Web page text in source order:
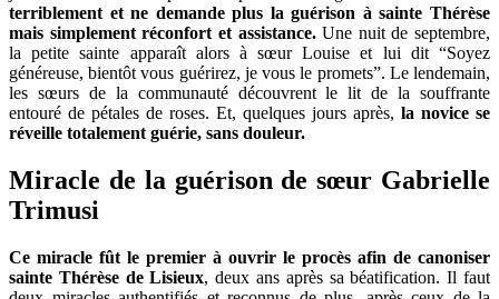
terriblement et ne demande plus la guérison à sainte Thérèse
mais simplement réconfort et assistance.Une nuit de septembre,
la petite sainte apparaît alors à sœur Louise et lui dit “Soyez
généreuse, bientôt vous guérirez, je vous le promets”. Le lendemain,
les sœurs de la communauté découvrent le lit de la souffrante
entouré de pétales de roses. Et, quelques jours après, la novice se
réveille totalement guérie, sans douleur.
Miracle de la guérison de sœur Gabrielle
Trimusi
Ce miracle fût le premier à ouvrir le procès afin de canoniser
sainte Thérèse de Lisieux, deux ans après sa béatification. Il faut